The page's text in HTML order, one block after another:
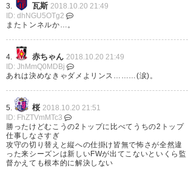
セレッソ苦しみながら勝ち点3と
れた… 試合内容はぶっちゃけ最
悪だったけど最後まで耐えて耐
えてワンちゃんものにしたのは
大きい… ただ前線の連動なかっ
たのが気がかり
— 風町たけし━━━ｯd(⊙ε⊙💕)
(gftakec)2018, 10月 20
3. 瓦斯 2018.10.20 21:49
ID: dhNGU5OTg2
またトンネルか…。
4. 赤ちゃん 2018.10.20 21:49
ID: JhMmQ0MDBj
あれは決めなきゃダメよリンス………(涙)。
5. 桜 2018.10.20 21:51
ID: FhZTVmMTc3
勝ったけどむこうの2トップに比べてうちの2トップ
仕事しなさすぎ
攻守の切り替えと縦への仕掛け皆無で怖さが全然違
った来シーズンは新しいFWが出てこないといくら監
督かえても根本的に解決しない